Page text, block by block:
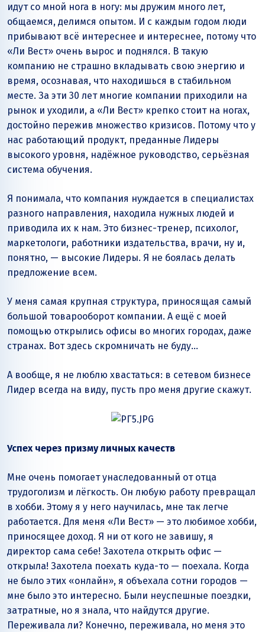
идут со мной нога в ногу: мы дружим много лет,
общаемся, делимся опытом. И с каждым годом люди
прибывают всё интереснее и интереснее, потому что
«Ли Вест» очень вырос и поднялся. В такую
компанию не страшно вкладывать свою энергию и
время, осознавая, что находишься в стабильном
месте. За эти 30 лет многие компании приходили на
рынок и уходили, а «Ли Вест» крепко стоит на ногах,
достойно пережив множество кризисов. Потому что у
нас работающий продукт, преданные Лидеры
высокого уровня, надёжное руководство, серьёзная
система обучения.
Я понимала, что компания нуждается в специалистах
разного направления, находила нужных людей и
приводила их к нам. Это бизнес-тренер, психолог,
маркетологи, работники издательства, врачи, ну и,
понятно, — высокие Лидеры. Я не боялась делать
предложение всем.
У меня самая крупная структура, приносящая самый
большой товарооборот компании. А ещё с моей
помощью открылись офисы во многих городах, даже
странах. Вот здесь скромничать не буду…
А вообще, я не люблю хвастаться: в сетевом бизнесе
Лидер всегда на виду, пусть про меня другие скажут.
Успех через призму личных качеств
Мне очень помогает унаследованный от отца
трудоголизм и лёгкость. Он любую работу превращал
в хобби. Этому я у него научилась, мне так легче
работается. Для меня «Ли Вест» — это любимое хобби,
приносящее доход. Я ни от кого не завишу, я
директор сама себе! Захотела открыть офис —
открыла! Захотела поехать куда-то — поехала. Когда
не было этих «онлайн», я объехала сотни городов —
мне было это интересно. Были неуспешные поездки,
затратные, но я знала, что найдутся другие.
Переживала ли? Конечно, переживала, но меня это